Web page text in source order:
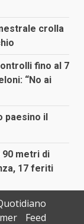
crolla
fino al 7
“No ai
paesino il
90 metri di
17 feriti
Feed